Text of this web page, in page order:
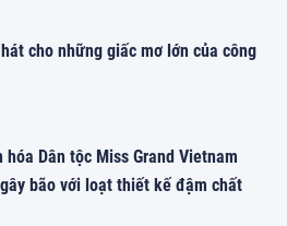
cho những giấc mơ lớn của công
Dân tộc Miss Grand Vietnam
bão với loạt thiết kế đậm chất